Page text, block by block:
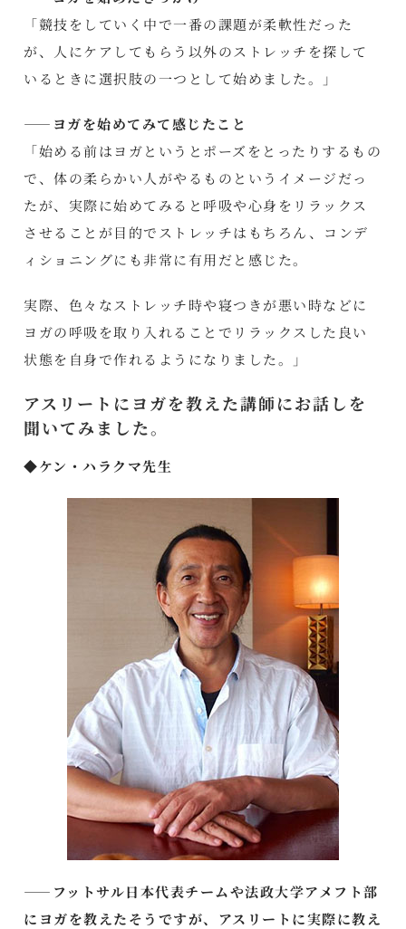
「競技をしていく中で一番の課題が柔軟性だった
が、人にケアしてもらう以外のストレッチを探して
いるときに選択肢の一つとして始めました。」
――ヨガを始めてみて感じたこと
「始める前はヨガというとポーズをとったりするもの
で、体の柔らかい人がやるものというイメージだっ
たが、実際に始めてみると呼吸や心身をリラックス
させることが目的でストレッチはもちろん、コンデ
ィショニングにも非常に有用だと感じた。
実際、色々なストレッチ時や寝つきが悪い時などに
ヨガの呼吸を取り入れることでリラックスした良い
状態を自身で作れるようになりました。」
アスリートにヨガを教えた講師にお話しを
聞いてみました。
◆ケン・ハラクマ先生
――フットサル日本代表チームや法政大学アメフト部
にヨガを教えたそうですが、アスリートに実際に教え